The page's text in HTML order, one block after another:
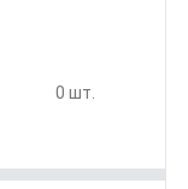
0 шт.